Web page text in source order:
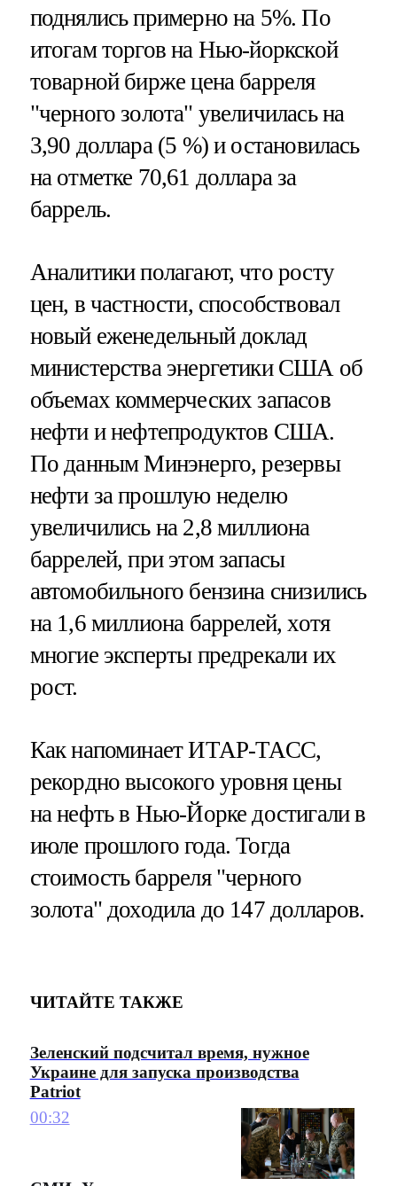
поднялись примерно на 5%. По
итогам торгов на Нью-йоркской
товарной бирже цена барреля
"черного золота" увеличилась на
3,90 доллара (5 %) и остановилась
на отметке 70,61 доллара за
баррель.
Аналитики полагают, что росту
цен, в частности, способствовал
новый еженедельный доклад
министерства энергетики США об
объемах коммерческих запасов
нефти и нефтепродуктов США.
По данным Минэнерго, резервы
нефти за прошлую неделю
увеличились на 2,8 миллиона
баррелей, при этом запасы
автомобильного бензина снизились
на 1,6 миллиона баррелей, хотя
многие эксперты предрекали их
рост.
Как напоминает ИТАР-ТАСС,
рекордно высокого уровня цены
на нефть в Нью-Йорке достигали в
июле прошлого года. Тогда
стоимость барреля "черного
золота" доходила до 147 долларов.
ЧИТАЙТЕ ТАКЖЕ
Зеленский подсчитал время, нужное
Украине для запуска производства
Patriot
00:32